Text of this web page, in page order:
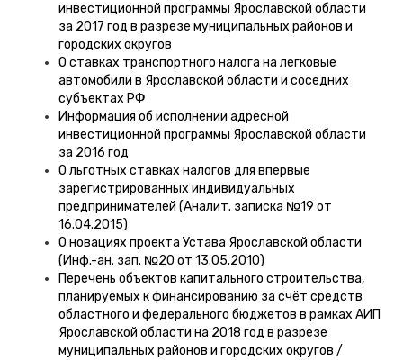
инвестиционной программы Ярославской области
за 2017 год в разрезе муниципальных районов и
городских округов
О ставках транспортного налога на легковые
автомобили в Ярославской области и соседних
субъектах РФ
Информация об исполнении адресной
инвестиционной программы Ярославской области
за 2016 год
О льготных ставках налогов для впервые
зарегистрированных индивидуальных
предпринимателей (Аналит. записка №19 от
16.04.2015)
О новациях проекта Устава Ярославской области
(Инф.-ан. зап. №20 от 13.05.2010)
Перечень объектов капитального строительства,
планируемых к финансированию за счёт средств
областного и федерального бюджетов в рамках АИП
Ярославской области на 2018 год в разрезе
муниципальных районов и городских округов /